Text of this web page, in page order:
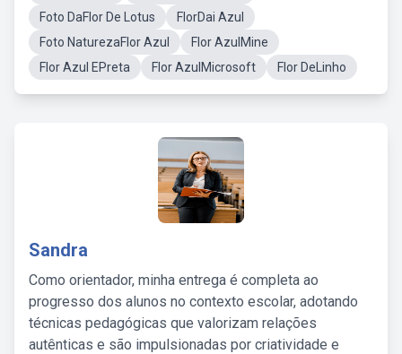
Foto DaFlor De Lotus
FlorDai Azul
Foto NaturezaFlor Azul
Flor AzulMine
Flor Azul EPreta
Flor AzulMicrosoft Flor DeLinho
Sandra
Como orientador, minha entrega é completa ao
progresso dos alunos no contexto escolar, adotando
técnicas pedagógicas que valorizam relações
autênticas e são impulsionadas por criatividade e